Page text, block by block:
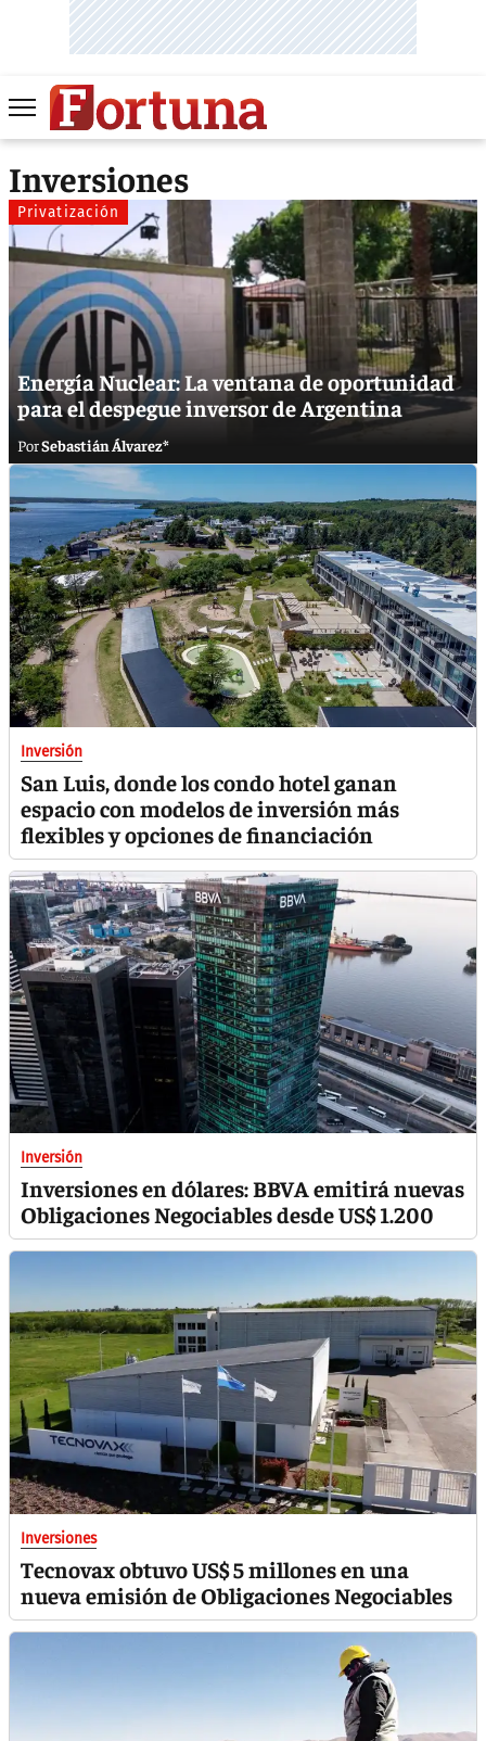
Inversiones
Privatización
Energía Nuclear: La ventana de oportunidad
para el despegue inversor de Argentina
Sebastián Álvarez*
Inversión
San Luis, donde los condo hotel ganan
espacio con modelos de inversión más
flexibles y opciones de financiación
Inversión
Inversiones en dólares: BBVA emitirá nuevas
Obligaciones Negociables desde US$ 1.200
Inversiones
Tecnovax obtuvo US$ 5 millones en una
nueva emisión de Obligaciones Negociables